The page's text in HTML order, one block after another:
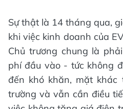
Sự thật là 14 tháng qua,
khi việc kinh doanh của
Chủ trương chung là
phí đầu vào - tức không
đến khó khăn, mặt
trường và vẫn cần điều